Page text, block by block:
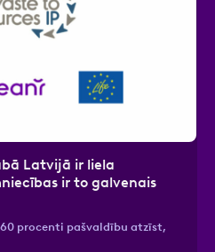
Latvijā ir liela
ir to galvenais
procenti pašvaldību atzīst,